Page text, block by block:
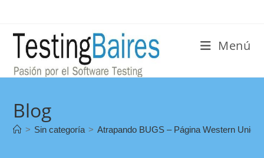
Menú
Blog
> Sin categoría > Atrapando BUGS – Página Western Union